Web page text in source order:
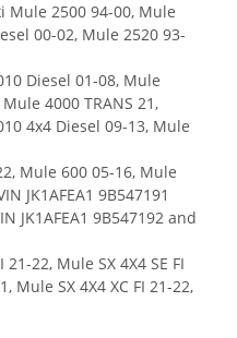
Mule 2500 94-00, Mule
00-02, Mule 2520 93-
Diesel 01-08, Mule
4000 TRANS 21,
4x4 Diesel 09-13, Mule
Mule 600 05-16, Mule
JK1AFEA1 9B547191
JK1AFEA1 9B547192 and
22, Mule SX 4X4 SE FI
Mule SX 4X4 XC FI 21-22,